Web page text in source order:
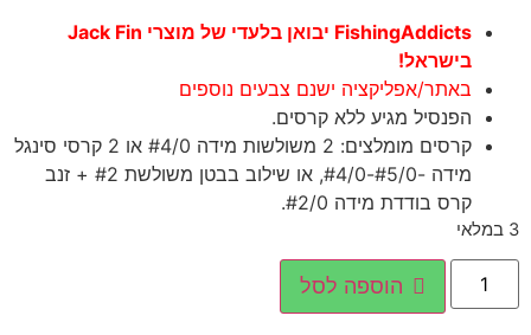
FishingAddicts יבואן בלעדי של מוצרי Jack Fin
בישראל!
באתר/אפליקציה ישנם צבעים נוספים
הפנסיל מגיע ללא קרסים.
קרסים מומלצים: 2 משולשות מידה #4/0 או 2 קרסי סינגל
מידה -#5/0-#4/0, או שילוב בבטן משולשת #2 + זנב
קרס בודדת מידה #2/0.
3 במלאי
הוספה לסל